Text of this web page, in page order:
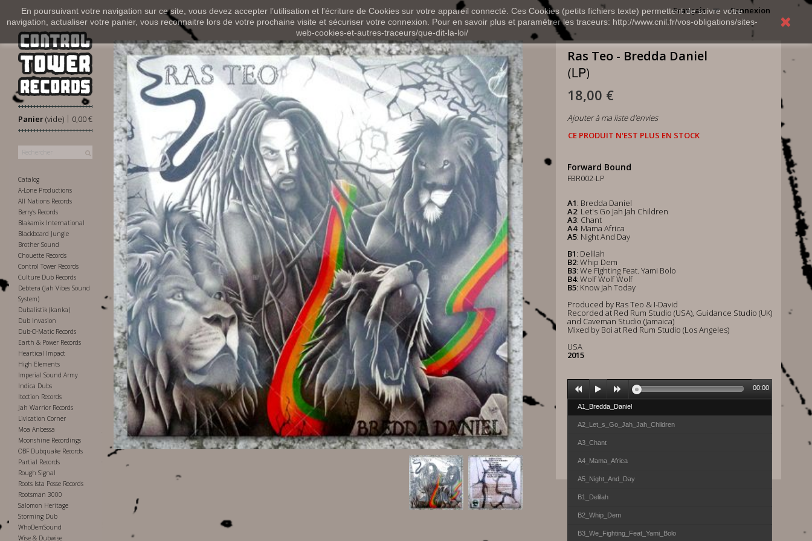
En poursuivant votre navigation sur ce site, vous devez accepter l’utilisation et l'écriture de Cookies sur votre appareil connecté. Ces Cookies (petits fichiers texte) permettent de suivre votre
navigation, actualiser votre panier, vous reconnaitre lors de votre prochaine visite et sécuriser votre connexion. Pour en savoir plus et paramétrer les traceurs: http://www.cnil.fr/vos-obligations/sites-
web-cookies-et-autres-traceurs/que-dit-la-loi/
Connexion
Français
Panier 0,00 €
|
(vide)
Catalog
A-Lone Productions
All Nations Records
Berry's Records
Blakamix International
Blackboard Jungle
Brother Sound
Chouette Records
Control Tower Records
Culture Dub Records
Debtera (Jah Vibes Sound
System)
Dubalistik (kanka)
Dub Invasion
Dub-O-Matic Records
Earth & Power Records
Heartical Impact
High Elements
Imperial Sound Army
Indica Dubs
Itection Records
Jah Warrior Records
Livication Corner
Moa Anbessa
Moonshine Recordings
OBF Dubquake Records
Partial Records
Rough Signal
Roots Ista Posse Records
Rootsman 3000
Salomon Heritage
Storming Dub
WhoDemSound
Wise & Dubwise
Ras Teo - Bredda Daniel
(LP)
18,00 €
Ajouter à ma liste d'envies
CE PRODUIT N'EST PLUS EN STOCK
Forward Bound
FBR002-LP
A1: Bredda Daniel
A2: Let's Go Jah Jah Children
A3: Chant
A4: Mama Africa
A5: Night And Day
B1: Delilah
B2: Whip Dem
B3: We Fighting Feat. Yami Bolo
B4: Wolf Wolf Wolf
B5: Know Jah Today
Produced by Ras Teo & I-David
Recorded at Red Rum Studio (USA), Guidance Studio (UK)
and Caveman Studio (Jamaica)
Mixed by Boi at Red Rum Studio (Los Angeles)
USA
2015
A1_Bredda_Daniel
A2_Let_s_Go_Jah_Jah_Children
A3_Chant
A4_Mama_Africa
A5_Night_And_Day
B1_Delilah
B2_Whip_Dem
B3_We_Fighting_Feat_Yami_Bolo
00:00